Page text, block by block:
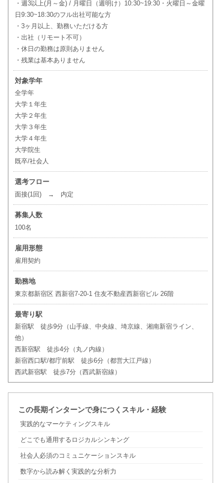
・週3以上(月～金) / 月曜日（週明け）10:30~19:30・火曜日～金曜
日9:30~18:30のフル出社可能な方
・3ヶ月以上、勤務いただける方
・出社（リモート不可）
・休日の勤務は原則ありません
・残業は基本ありません
対象学年
全学年
大学１年生
大学２年生
大学３年生
大学４年生
大学院生
既卒/社会人
選考フロー
面接(1回) → 内定
募集人数
100名
雇用形態
雇用契約
勤務地
東京都新宿区 西新宿7-20-1 住友不動産西新宿ビル 26階
最寄り駅
新宿駅 徒歩9分（山手線、中央線、埼京線、湘南新宿ライン、
他）
西新宿駅 徒歩4分（丸ノ内線）
新宿西口駅/都庁前駅 徒歩6分（都営大江戸線）
西武新宿駅 徒歩7分（西武新宿線）
この長期インターンで身につくスキル・経験
実践的なマーケティングスキル
どこでも通用するロジカルシンキング
社会人必須のコミュニケーションスキル
数字から読み解く実践的な分析力